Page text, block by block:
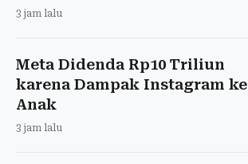
3 jam lalu
Meta Didenda Rp10 Triliun
karena Dampak Instagram ke
Anak
3 jam lalu